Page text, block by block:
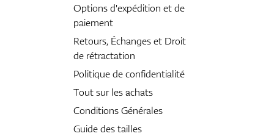
Options d'expédition et de
paiement
Retours, Échanges et Droit
de rétractation
Politique de confidentialité
Tout sur les achats
Conditions Générales
Guide des tailles